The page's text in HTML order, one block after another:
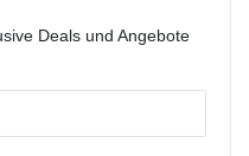
Deals und Angebote